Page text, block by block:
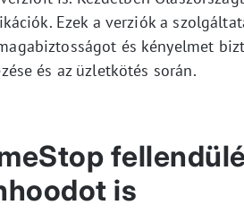
Ezek a verziók a
és kényelmet
és az üzletkötés során.
is